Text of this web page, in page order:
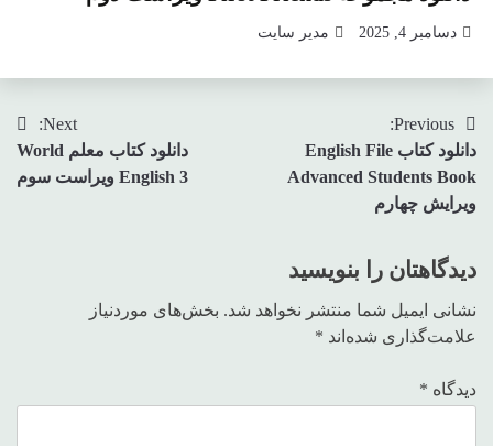
دسامبر 4, 2025 مدیر سایت
راهبری
نوشته
Previous:
دانلود کتاب English File
Advanced Students Book
ویرایش چهارم
Next:
دانلود کتاب معلم World
English 3 ویراست سوم
دیدگاهتان را بنویسید
نشانی ایمیل شما منتشر نخواهد شد. بخش‌های موردنیاز
علامت‌گذاری شده‌اند *
دیدگاه *